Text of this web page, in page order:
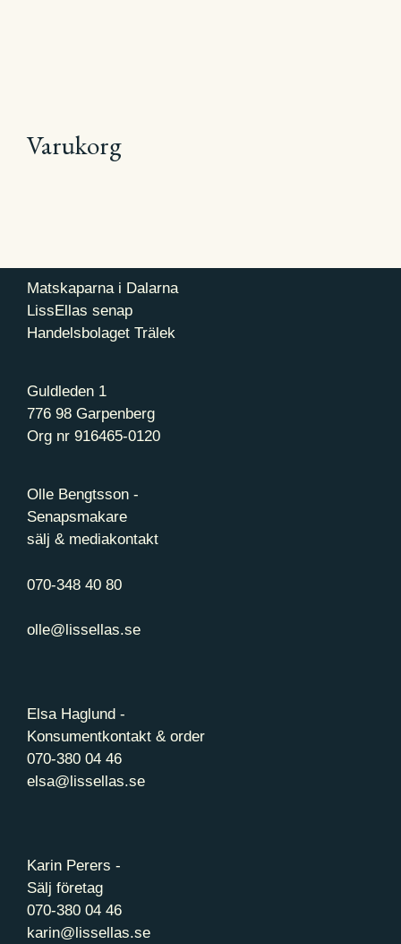
Varukorg
Matskaparna i Dalarna
LissEllas senap
Handelsbolaget Trälek
Guldleden 1
776 98 Garpenberg
Org nr 916465-0120
Olle Bengtsson -
Senapsmakare
sälj & mediakontakt
070-348 40 80
olle@lissellas.se
Elsa Haglund -
Konsumentkontakt & order
070-380 04 46
elsa@lissellas.se
Karin Perers -
Sälj företag
070-380 04 46
karin@lissellas.se